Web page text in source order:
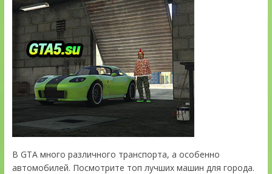
В GTA много различного транспорта, а особенно
автомобилей. Посмотрите топ лучших машин для города.